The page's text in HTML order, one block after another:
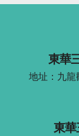
東華
地址：九龍
東華